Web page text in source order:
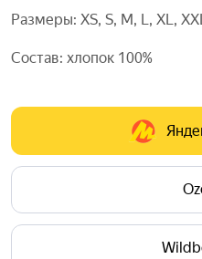
и международной Y.
Задумана универсальной и
можно носить как
вещами и аксессуарами. В
и непринуждённо.
Размеры: XS, S, M, L, XL,
Состав: хлопок 100%